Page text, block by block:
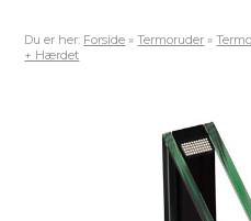
Du er her: Forside »Termoruder »
+ Hærdet